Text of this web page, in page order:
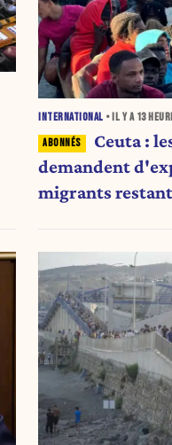
INTERNATIONAL • IL Y A 13
Ceuta :
demandent
migrants